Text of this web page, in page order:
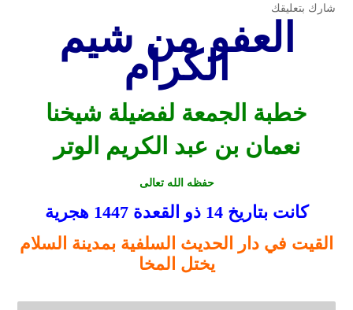
شارك بتعليقك
العفو من شيم
الكرام
خطبة الجمعة لفضيلة شيخنا
نعمان بن عبد الكريم الوتر
حفظه الله تعالى
كانت بتاريخ 14 ذو القعدة
هجرية
القيت في دار الحديث السلفية بمدينة السلام
يختل المخا